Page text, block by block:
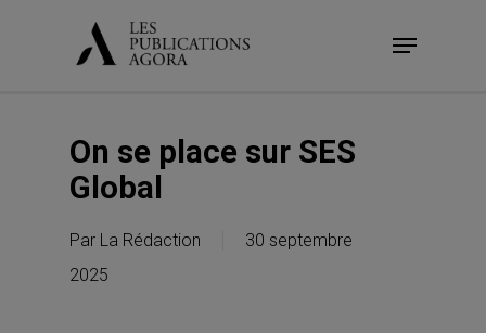
Menu
On se place sur SES
Global
Par La Rédaction
30 septembre
2025